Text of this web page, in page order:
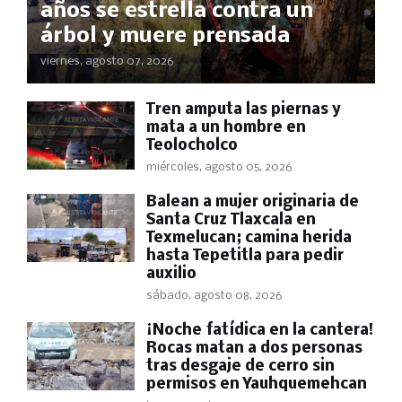
años se estrella contra un
árbol y muere prensada
viernes, agosto 07, 2026
Tren amputa las piernas y
mata a un hombre en
Teolocholco
miércoles, agosto 05, 2026
Balean a mujer originaria de
Santa Cruz Tlaxcala en
Texmelucan; camina herida
hasta Tepetitla para pedir
auxilio
sábado, agosto 08, 2026
​¡Noche fatídica en la cantera!
Rocas matan a dos personas
tras desgaje de cerro sin
permisos en Yauhquemehcan